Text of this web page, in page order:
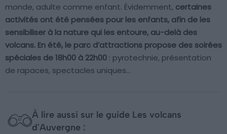
monde, adulte comme enfant. Évidemment, certaines
activités ont été pensées pour les enfants, afin de les
sensibiliser à la nature qui les entoure, au-delà des
volcans. En été, le parc d’attractions propose des soirées
spéciales de 18h00 à 22h00 : pyrotechnie, présentation
de rapaces, spectacles uniques…
À lire aussi sur le guide Les volcans
d'Auvergne :